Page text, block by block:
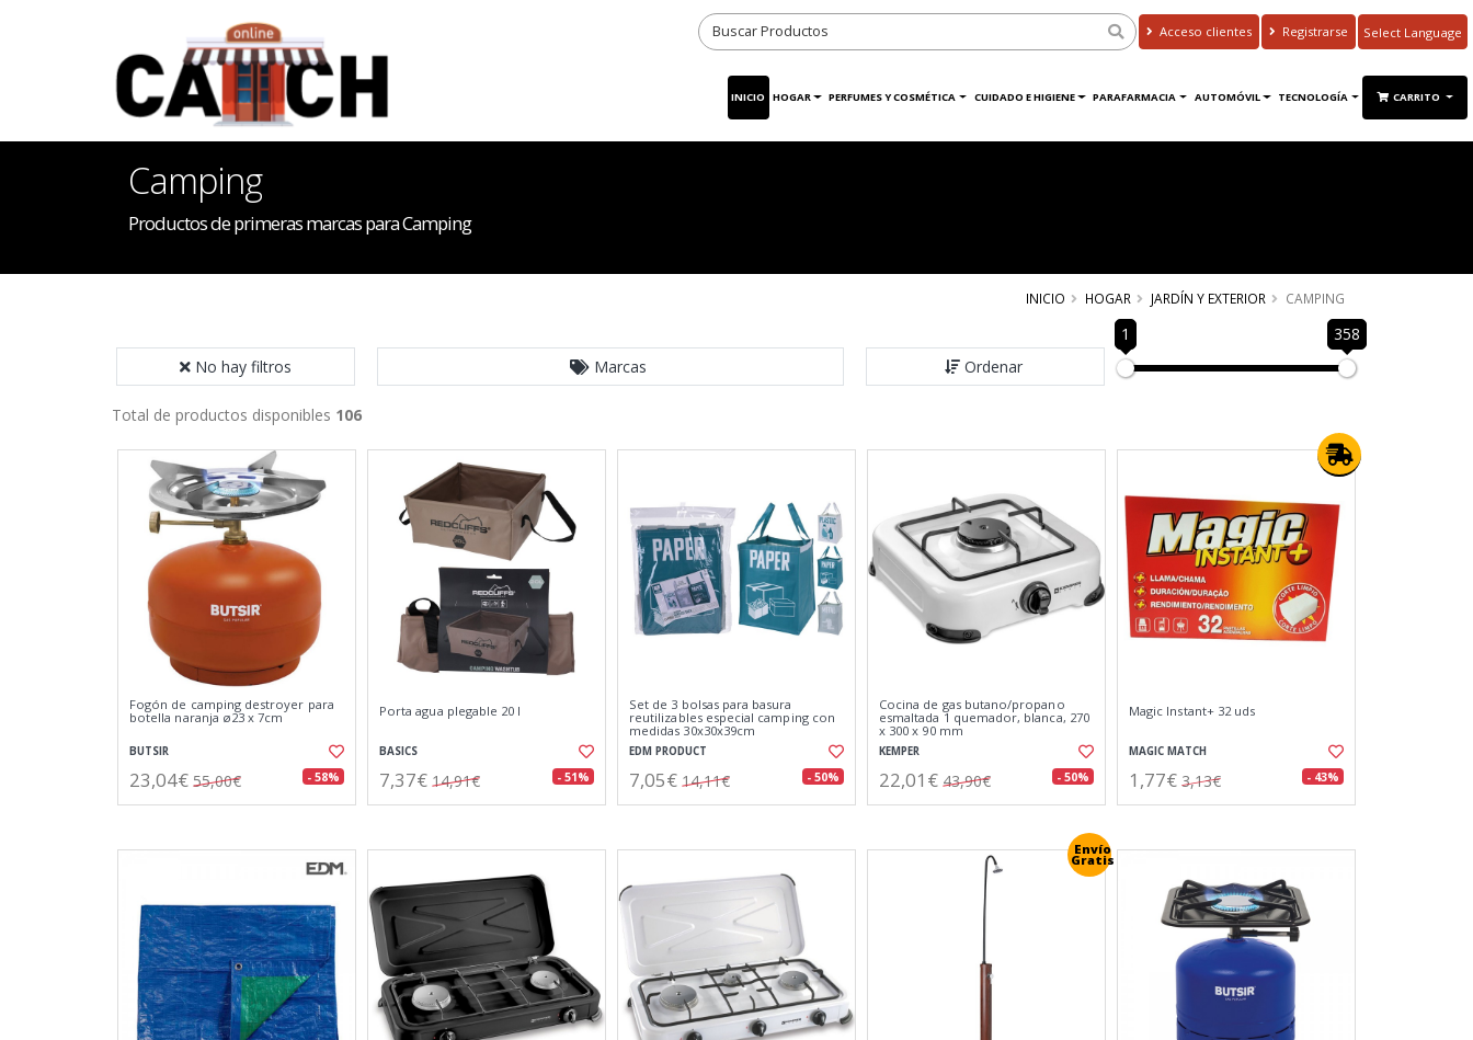
Acceso clientes Registrarse
Translate
INICIO HOGAR PERFUMES Y COSMÉTICA CUIDADO E HIGIENE PARAFARMACIA AUTOMÓVIL TECNOLOGÍA CARRITO
Camping
Productos de primeras marcas para Camping
INICIO HOGAR JARDÍN Y EXTERIOR CAMPING
No hay filtros Marcas Ordenar
1 358
Total de productos disponibles 106
Fogón de camping destroyer para
botella naranja ø23 x 7cm
BUTSIR
23,04€ 55,00€ - 58%
Porta agua plegable 20 l
BASICS
7,37€ 14,91€ - 51%
Set de 3 bolsas para basura
reutilizables especial camping con
medidas 30x30x39cm
EDM PRODUCT
7,05€ 14,11€ - 50%
Cocina de gas butano/propano
esmaltada 1 quemador, blanca, 270
x 300 x 90 mm
KEMPER
22,01€ 43,90€ - 50%
Magic Instant+ 32 uds
MAGIC MATCH
1,77€ 3,13€ - 43%
Envío
Gratis